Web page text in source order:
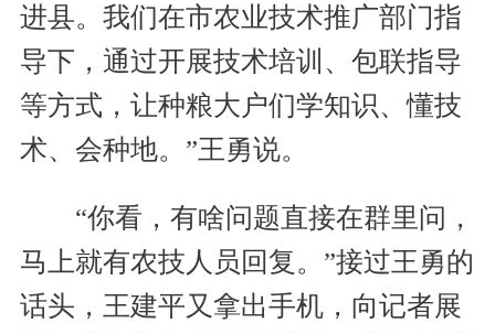
进县。我们在市农业技术推广部门指
导下，通过开展技术培训、包联指导
等方式，让种粮大户们学知识、懂技
术、会种地。”王勇说。
“你看，有啥问题直接在群里问，
马上就有农技人员回复。”接过王勇的
话头，王建平又拿出手机，向记者展